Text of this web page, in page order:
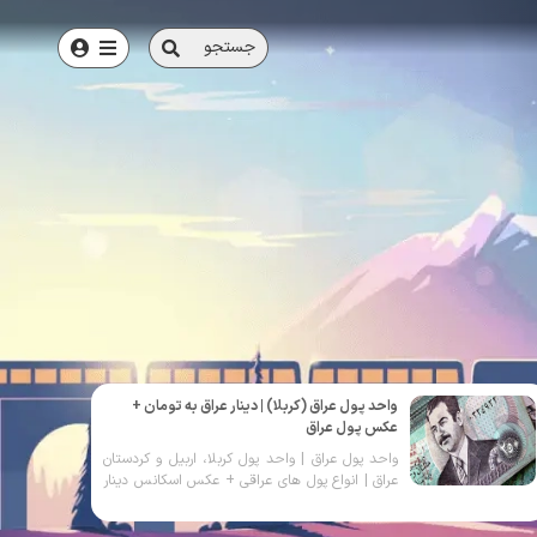
جستجو
محبوب ترین های واحد پول ها
واحد پول عراق (کربلا) | دینار عراق به تومان +
عکس پول عراق
واحد پول عراق | واحد پول کربلا، اربیل و کردستان
عراق | انواع پول های عراقی + عکس اسکانس دینار